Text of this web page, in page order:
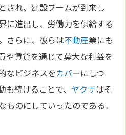
され、建設ブームが到来し
に進出し、労働力を供給する
さらに、彼らは不動産業にも
や賃貸を通じて莫大な利益を
なビジネスをカバーにしつ
続けることで、 ヤクザはそ
ものにしていったのである。